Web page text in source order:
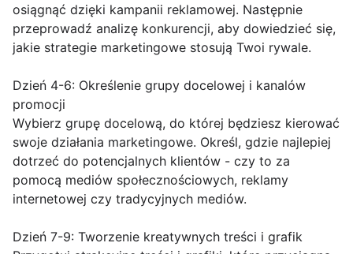
osiągnąć dzięki kampanii reklamowej. Następnie
przeprowadź analizę konkurencji, aby dowiedzieć się,
jakie strategie marketingowe stosują Twoi rywale.
Dzień 4-6: Określenie grupy docelowej i kanalów
promocji
Wybierz grupę docelową, do której będziesz kierować
swoje działania marketingowe. Określ, gdzie najlepiej
dotrzeć do potencjalnych klientów - czy to za
pomocą mediów społecznościowych, reklamy
internetowej czy tradycyjnych mediów.
Dzień 7-9: Tworzenie kreatywnych treści i grafik